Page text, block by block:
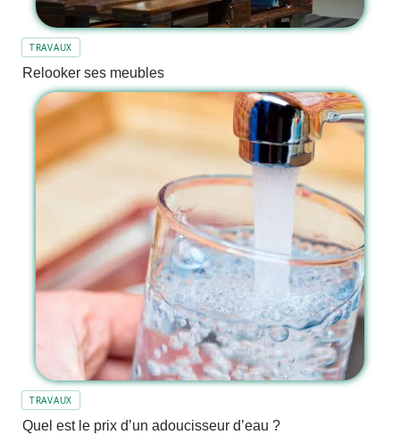
TRAVAUX
Relooker ses meubles
TRAVAUX
Quel est le prix d’un adoucisseur d’eau ?